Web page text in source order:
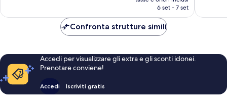
attuale
149 €
6 set - 7 set
Confronta strutture simili
Accedi per visualizzare gli extra e gli sconti idonei.
Prenotare conviene!
Accedi Iscriviti gratis